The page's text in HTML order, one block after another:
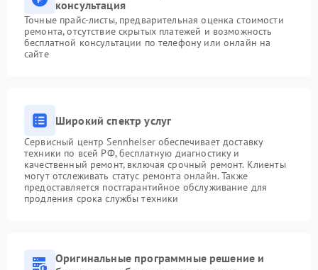
консультация
Точные прайс-листы, предварительная оценка стоимости
ремонта, отсутствие скрытых платежей и возможность
бесплатной консультации по телефону или онлайн на
сайте
Широкий спектр услуг
Сервисный центр Sennheiser обеспечивает доставку
техники по всей РФ, бесплатную диагностику и
качественный ремонт, включая срочный ремонт. Клиенты
могут отслеживать статус ремонта онлайн. Также
предоставляется постгарантийное обслуживание для
продления срока службы техники
Оригинальные программные решение и